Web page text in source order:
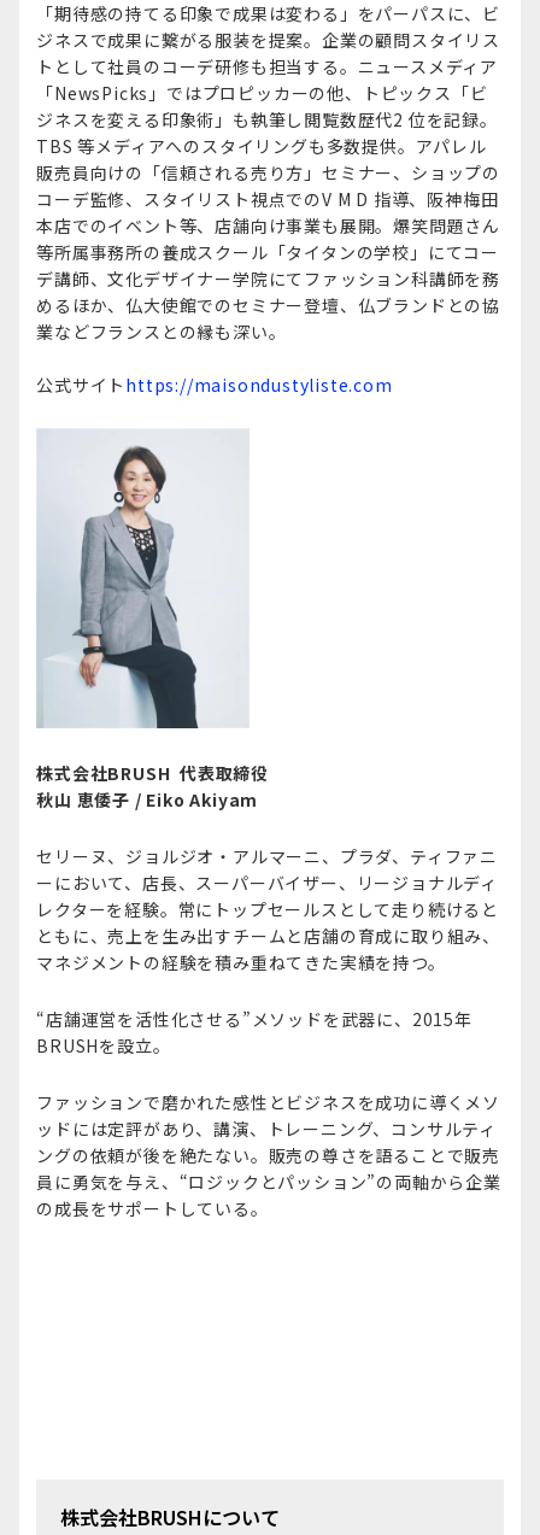
「期待感の持てる印象で成果は変わる」をパーパスに、ビ
ジネスで成果に繋がる服装を提案。企業の顧問スタイリス
トとして社員のコーデ研修も担当する。ニュースメディア
「NewsPicks」ではプロピッカーの他、トピックス「ビ
ジネスを変える印象術」も執筆し閲覧数歴代2 位を記録。
TBS 等メディアへのスタイリングも多数提供。アパレル
販売員向けの「信頼される売り方」セミナー、ショップの
コーデ監修、スタイリスト視点でのV M D 指導、阪神梅田
本店でのイベント等、店舗向け事業も展開。爆笑問題さん
等所属事務所の養成スクール「タイタンの学校」にてコー
デ講師、文化デザイナー学院にてファッション科講師を務
めるほか、仏大使館でのセミナー登壇、仏ブランドとの協
業などフランスとの縁も深い。
公式サイト https://maisondustyliste.com
株式会社BRUSH 代表取締役
秋山 恵倭子 / Eiko Akiyam
セリーヌ、ジョルジオ・アルマーニ、プラダ、ティファニ
ーにおいて、店長、スーパーバイザー、リージョナルディ
レクターを経験。常にトップセールスとして走り続けると
ともに、売上を生み出すチームと店舗の育成に取り組み、
マネジメントの経験を積み重ねてきた実績を持つ。
“店舗運営を活性化させる”メソッドを武器に、2015年
BRUSHを設立。
ファッションで磨かれた感性とビジネスを成功に導くメソ
ッドには定評があり、講演、トレーニング、コンサルティ
ングの依頼が後を絶たない。販売の尊さを語ることで販売
員に勇気を与え、“ロジックとパッション”の両軸から企業
の成長をサポートしている。
株式会社BRUSHについて